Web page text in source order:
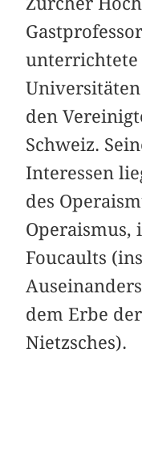
unterrichtete
den
Schweiz.
Interessen
des
Operaismus,
Foucaults
dem Erbe
Nietzsches).